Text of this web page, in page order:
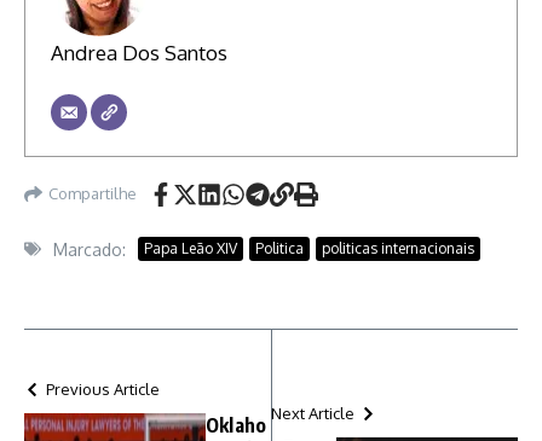
Andrea Dos Santos
Compartilhe
Marcado: Papa Leão XIV Politica politicas internacionais
Previous Article
Oklaho Next Article